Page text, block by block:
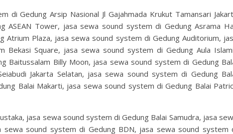
di Gedung Arsip Nasional Jl Gajahmada Krukut Tamansari
ASEAN Tower, jasa sewa sound system di Gedung Asrama
Atrium Plaza, jasa sewa sound system di Gedung Auditorium,
Bekasi Square, jasa sewa sound system di Gedung Aula
Baitussalam Billy Moon, jasa sewa sound system di Gedung
Jakarta Selatan, jasa sewa sound system di Gedung
Balai Makarti, jasa sewa sound system di Gedung Balai
jasa sewa sound system di Gedung Balai Samudra, jasa
sewa sound system di Gedung BDN, jasa sewa sound system